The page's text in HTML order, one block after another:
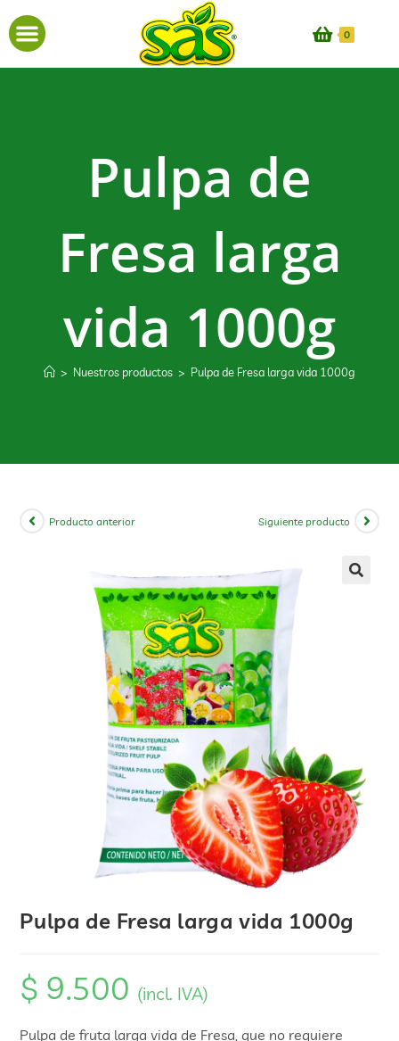
0
Pulpa de
Fresa larga
vida 1000g
> Nuestros productos > Pulpa de Fresa larga vida 1000g
Producto anterior Siguiente producto
Pulpa de Fresa larga vida 1000g
$ 9.500 (incl. IVA)
Pulpa de fruta larga vida de Fresa, que no requiere